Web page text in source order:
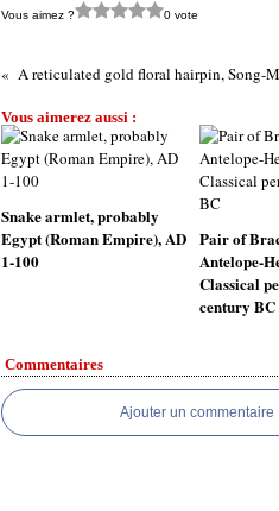
Vous aimez ? 0 vote
Vous aimerez aussi :
Snake armlet, probably
Egypt (Roman Empire), AD
1-100
Pair of
Antelope-
Classical
century BC
Commentaires
Ajouter un commentaire